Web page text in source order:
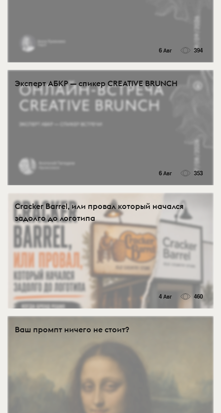
6 Авг 394
Эксперт АБКР — спикер CREATIVE BRUNCH
6 Авг 353
Cracker Barrel, или провал который начался
задолго до логотипа
4 Авг 460
Ваш промпт ничего не стоит?